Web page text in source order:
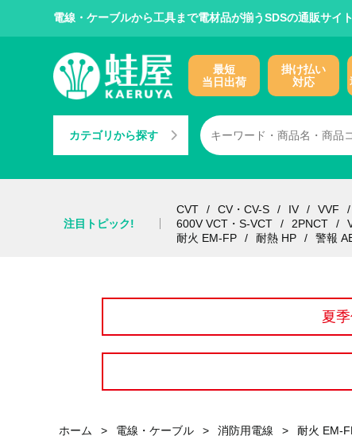
電線・ケーブルから工具まで電材品が揃うSDSの通販サイト
最短
当日出荷
掛け払い
対応
カテゴリから探す
注目トピック!
CVT CV・CV-S IV VVF
600V VCT・S-VCT
2PNCT
耐火 EM-FP
耐熱 HP 警報
夏
ホーム > 電線・ケーブル > 消防用電線 > 耐火 EM-